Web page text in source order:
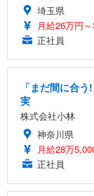
埼玉県
月給26万円
正社員
「まだ間に合
実
株式会社小林
神奈川県
月給28万
正社員